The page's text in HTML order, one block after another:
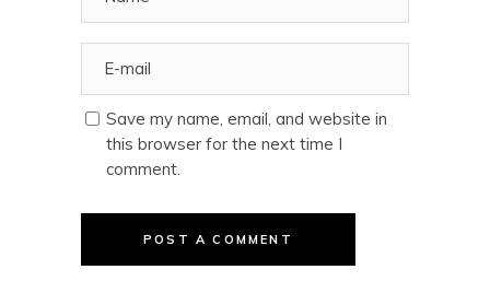
Save my name, email, and website in
this browser for the next time I
comment.
POST A COMMENT